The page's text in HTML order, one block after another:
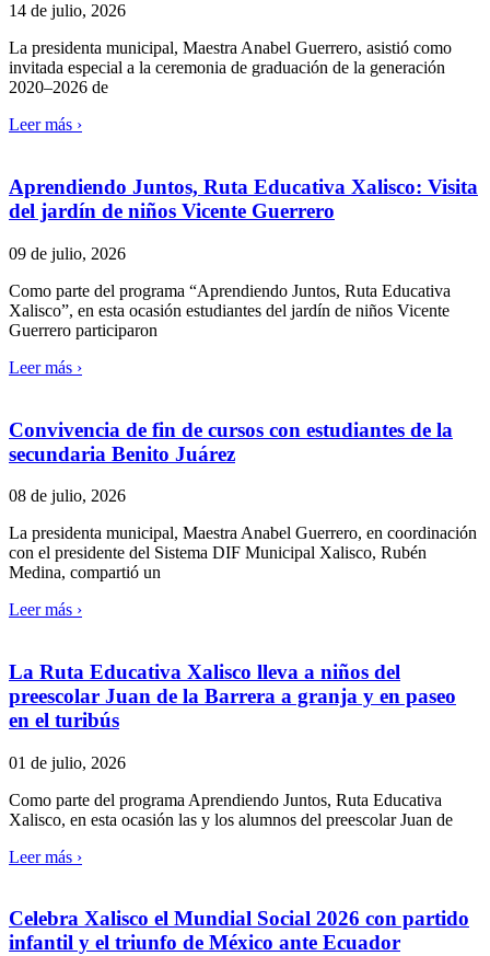
14 de julio, 2026
La presidenta municipal, Maestra Anabel Guerrero, asistió como
invitada especial a la ceremonia de graduación de la generación
2020–2026 de
Leer más ›
Aprendiendo Juntos, Ruta Educativa Xalisco: Visita
del jardín de niños Vicente Guerrero
09 de julio, 2026
Como parte del programa “Aprendiendo Juntos, Ruta Educativa
Xalisco”, en esta ocasión estudiantes del jardín de niños Vicente
Guerrero participaron
Leer más ›
Convivencia de fin de cursos con estudiantes de la
secundaria Benito Juárez
08 de julio, 2026
La presidenta municipal, Maestra Anabel Guerrero, en coordinación
con el presidente del Sistema DIF Municipal Xalisco, Rubén
Medina, compartió un
Leer más ›
La Ruta Educativa Xalisco lleva a niños del
preescolar Juan de la Barrera a granja y en paseo
en el turibús
01 de julio, 2026
Como parte del programa Aprendiendo Juntos, Ruta Educativa
Xalisco, en esta ocasión las y los alumnos del preescolar Juan de
Leer más ›
Celebra Xalisco el Mundial Social 2026 con partido
infantil y el triunfo de México ante Ecuador